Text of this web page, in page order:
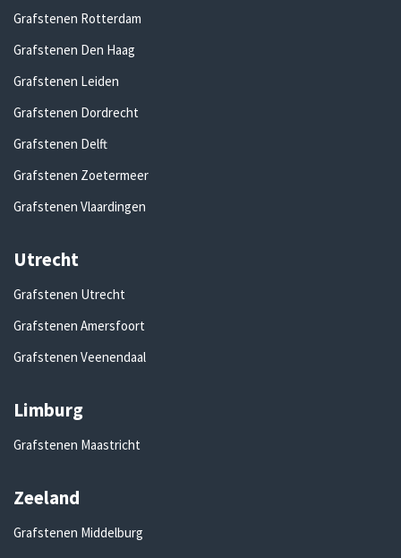
Grafstenen Rotterdam
Grafstenen Den Haag
Grafstenen Leiden
Grafstenen Dordrecht
Grafstenen Delft
Grafstenen Zoetermeer
Grafstenen Vlaardingen
Utrecht
Grafstenen Utrecht
Grafstenen Amersfoort
Grafstenen Veenendaal
Limburg
Grafstenen Maastricht
Zeeland
Grafstenen Middelburg